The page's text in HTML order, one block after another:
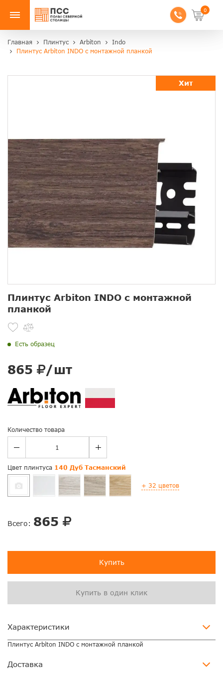
0
Главная Плинтус Arbiton
Indo
Плинтус Arbiton INDO с монтажной планкой
Хит
Плинтус Arbiton INDO с монтажной
планкой
Есть образец
865 /шт
Количество товара
Цвет плинтуса 140 Дуб Тасманский
+ 32 цветов
Всего: 865
Купить
Купить в один клик
Характеристики
Плинтус Arbiton INDO с монтажной планкой
Доставка